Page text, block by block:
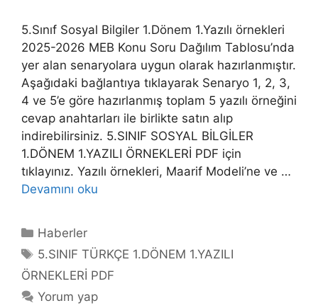
5.Sınıf Sosyal Bilgiler 1.Dönem 1.Yazılı örnekleri
2025-2026 MEB Konu Soru Dağılım Tablosu’nda
yer alan senaryolara uygun olarak hazırlanmıştır.
Aşağıdaki bağlantıya tıklayarak Senaryo 1, 2, 3,
4 ve 5’e göre hazırlanmış toplam 5 yazılı örneğini
cevap anahtarları ile birlikte satın alıp
indirebilirsiniz. 5.SINIF SOSYAL BİLGİLER
1.DÖNEM 1.YAZILI ÖRNEKLERİ PDF için
tıklayınız. Yazılı örnekleri, Maarif Modeli’ne ve …
Devamını oku
Kategoriler
Haberler
Etiketler
5.SINIF TÜRKÇE 1.DÖNEM 1.YAZILI
ÖRNEKLERİ PDF
Yorum yap